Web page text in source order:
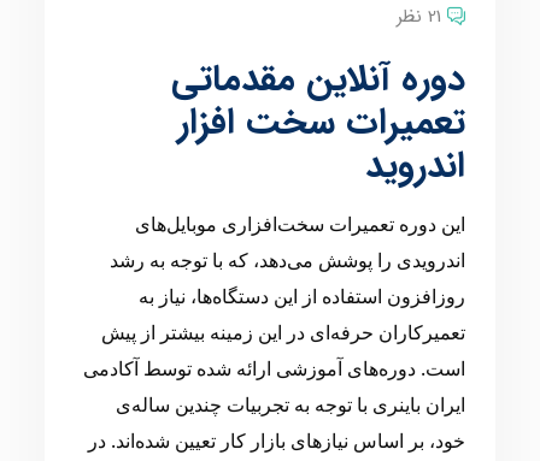
21 نظر
دوره آنلاین مقدماتی
تعمیرات سخت افزار
اندروید
این دوره تعمیرات سخت‌افزاری موبایل‌های
اندرویدی را پوشش می‌دهد، که با توجه به رشد
روزافزون استفاده از این دستگاه‌ها، نیاز به
تعمیرکاران حرفه‌ای در این زمینه بیشتر از پیش
است. دوره‌های آموزشی ارائه شده توسط آکادمی
ایران باینری با توجه به تجربیات چندین ساله‌ی
خود، بر اساس نیازهای بازار کار تعیین شده‌اند. در